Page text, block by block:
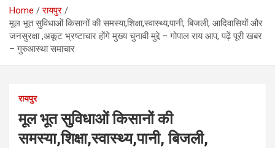
Home
रायपुर
मूल भूत सुविधाओं किसानों की समस्या,शिक्षा,स्वास्थ्य,पानी, बिजली, आदिवासियों और
जनसुरक्षा ,अकूट भ्रष्टाचार होंगे मुख्य चुनावी मुद्दे – गोपाल राय आप, पढ़ें पूरी खबर
– गुरुआस्था समाचार
रायपुर
मूल भूत सुविधाओं किसानों की
समस्या,शिक्षा,स्वास्थ्य,पानी, बिजली,